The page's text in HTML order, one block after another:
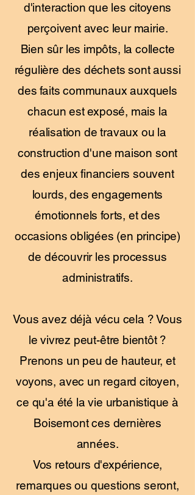
d'interaction que les citoyens
perçoivent avec leur mairie.
Bien sûr les impôts, la collecte
régulière des déchets sont aussi
des faits communaux auxquels
chacun est exposé, mais la
réalisation de travaux ou la
construction d'une maison sont
des enjeux financiers souvent
lourds, des engagements
émotionnels forts, et des
occasions obligées (en principe)
de découvrir les processus
administratifs.
Vous avez déjà vécu cela ? Vous
le vivrez peut-être bientôt ?
Prenons un peu de hauteur, et
voyons, avec un regard citoyen,
ce qu'a été la vie urbanistique à
Boisemont ces dernières
années.
Vos retours d'expérience,
remarques ou questions seront,